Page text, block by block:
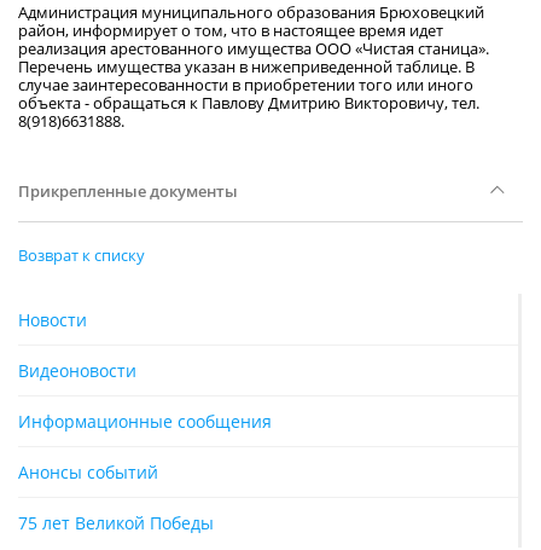
Новости
Видеоновости
Информационные сообщения
Анонсы событий
75 лет Великой Победы
Администрация муниципального образования Брюховецкий
район, информирует о том, что в настоящее время идет
реализация арестованного имущества ООО «Чистая станица».
Перечень имущества указан в нижеприведенной таблице. В
случае заинтересованности в приобретении того или иного
объекта - обращаться к Павлову Дмитрию Викторовичу, тел.
8(918)6631888.
Прикрепленные документы
Возврат к списку